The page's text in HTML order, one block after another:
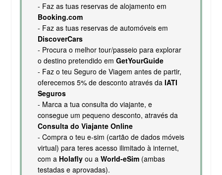
- Faz as tuas reservas de alojamento em
Booking.com
- Faz as tuas reservas de automóveis em
DiscoverCars
- Procura o melhor tour/passeio para explorar
o destino pretendido em GetYourGuide
- Faz o teu Seguro de Viagem antes de partir,
oferecemos 5% de desconto através da IATI
Seguros
- Marca a tua consulta do viajante, e
consegue um pequeno desconto, através da
Consulta do Viajante Online
- Compra o teu e-sim (cartão de dados móveis
virtual) para teres acesso ilimitado à internet,
com a Holaflyou a World-eSim(ambas
testadas e aprovadas).